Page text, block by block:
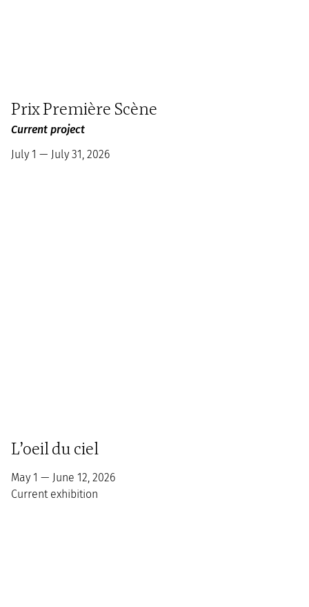
Prix Première Scène
Current project
July 1 — July 31, 2026
L’oeil du ciel
May 1 — June 12, 2026
Current exhibition